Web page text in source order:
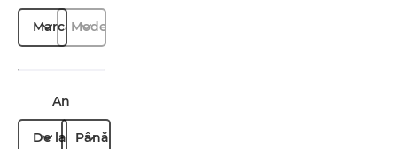
MarcăModel
An
De la Până la